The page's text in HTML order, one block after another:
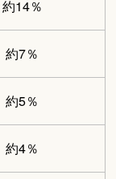
約14％
約7％
約5％
約4％